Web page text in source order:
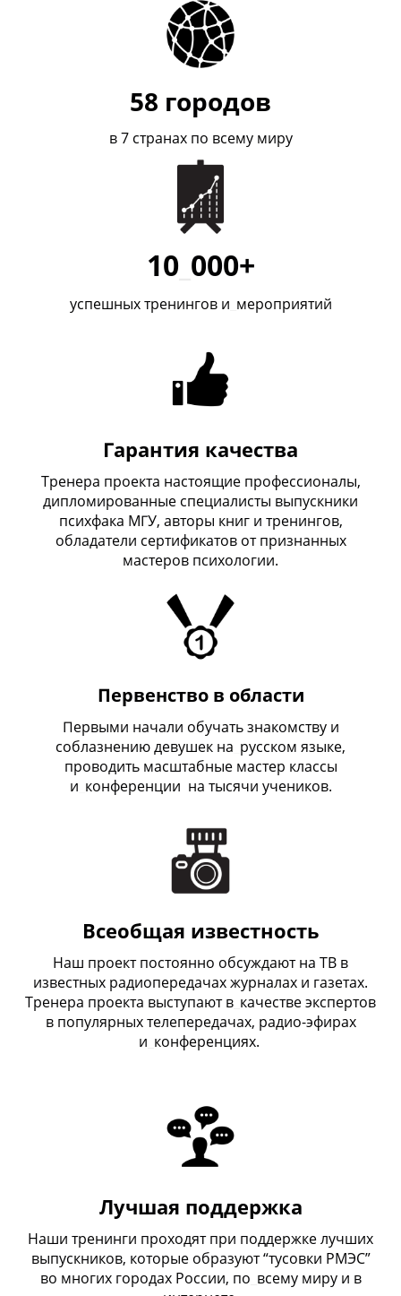
58 городов
в 7 странах по всему миру
10_ 000+
успешных тренингов и мероприятий
Гарантия качества
Тренера проекта настоящие профессионалы,
дипломированные специалисты выпускники
психфака МГУ, авторы книг и тренингов,
обладатели сертификатов от признанных
мастеров психологии.
Первенство в области
Первыми начали обучать знакомству и
соблазнению девушек на русском языке,
проводить масштабные мастер классы
и конференции на тысячи учеников.
Всеобщая известность
Наш проект постоянно обсуждают на ТВ в
известных радиопередачах журналах и газетах.
Тренера проекта выступают в качестве экспертов
в популярных телепередачах, радио-эфирах
и конференциях.
Лучшая поддержка
Наши тренинги проходят при поддержке лучших
выпускников, которые образуют “тусовки РМЭС”
во многих городах России, по всему миру и в